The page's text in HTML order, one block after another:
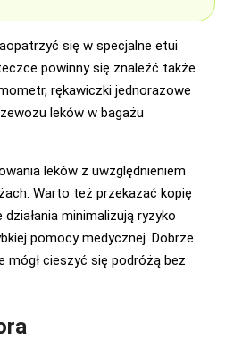
się w specjalne etui
powinny się znaleźć także
rękawiczki jednorazowe
leków w bagażu
leków z uwzględnieniem
Warto też przekazać kopię
minimalizują ryzyko
pomocy medycznej. Dobrze
cieszyć się podróżą bez